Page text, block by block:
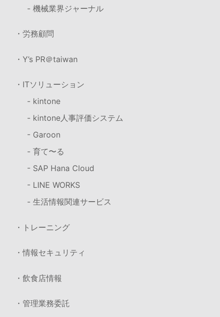
- 機械業界ジャーナル
・労務顧問
・Y’s PR＠taiwan
・ITソリューション
- kintone
- kintone人事評価システム
- Garoon
- 育て〜る
- SAP Hana Cloud
- LINE WORKS
- 生活情報関連サービス
・トレーニング
・情報セキュリティ
・飲食店情報
・管理業務委託